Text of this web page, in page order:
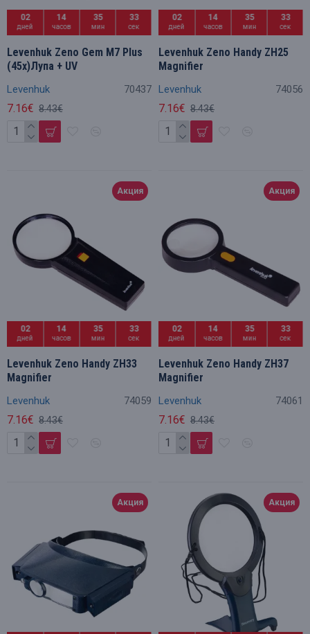
02
дней
14
часов
35
мин
32
сек
Levenhuk 70437
Levenhuk Zeno Gem M7 Plus
(45x)Лупа + UV
7.16€ 8.43€
02
дней
14
часов
35
мин
32
сек
Levenhuk 74056
Levenhuk Zeno Handy ZH25
Magnifier
7.16€ 8.43€
Акция
02
дней
14
часов
35
мин
32
сек
Levenhuk 74059
Levenhuk Zeno Handy ZH33
Magnifier
7.16€ 8.43€
Акция
02
дней
14
часов
35
мин
32
сек
Levenhuk 74061
Levenhuk Zeno Handy ZH37
Magnifier
7.16€ 8.43€
Акция Акция